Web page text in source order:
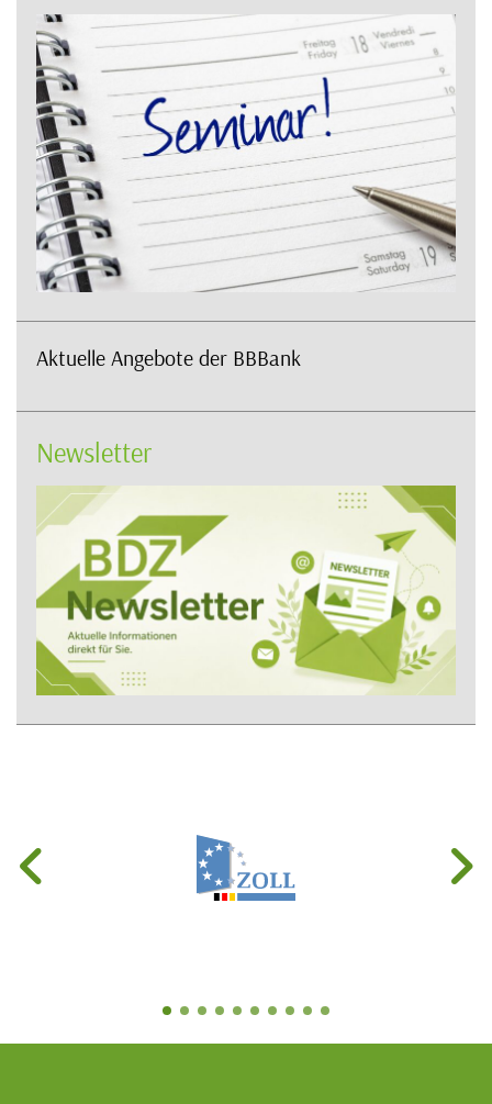
Aktuelle Angebote der BBBank
Newsletter